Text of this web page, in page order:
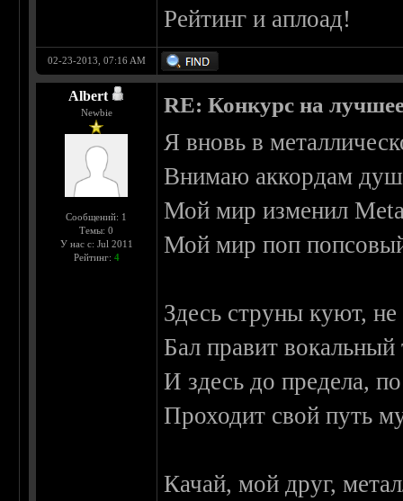
Рейтинг и аплоад!
02-23-2013, 07:16 AM
Albert
Newbie
Сообщений: 1
Темы: 0
У нас с: Jul 2011
Рейтинг: 4
RE: Конкурс на
Я вновь в
Внимаю аккордам
Мой мир изменил
Мой мир поп
Здесь струны куют,
Бал правит вокальный
И здесь до предела,
Проходит свой путь
Качай, мой друг,